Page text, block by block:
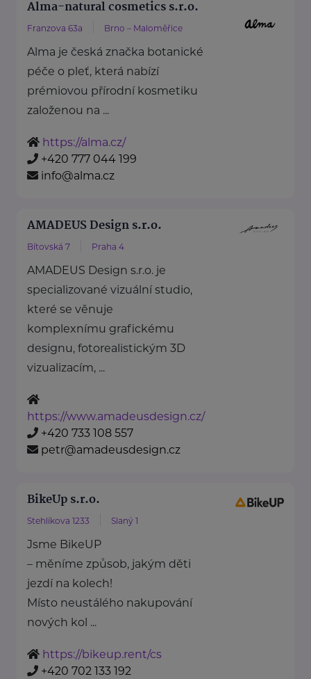
Alma-natural cosmetics s.r.o.
Franzova 63a Brno – Maloměřice
Alma je česká značka botanické
péče o pleť, která nabízí
prémiovou přírodní kosmetiku
založenou na ...
https://alma.cz/
+420 777 044 199
info@alma.cz
AMADEUS Design s.r.o.
Bítovská 7 Praha 4
AMADEUS Design s.r.o. je
specializované vizuální studio,
které se věnuje
komplexnímu grafickému
designu, fotorealistickým 3D
vizualizacím, ...
https://www.amadeusdesign.cz/
+420 733 108 557
petr@amadeusdesign.cz
BikeUp s.r.o.
Stehlíkova 1233 Slaný 1
Jsme BikeUP
– měníme způsob, jakým děti
jezdí na kolech!
Místo neustálého nakupování
nových kol ...
https://bikeup.rent/cs
+420 702 133 192